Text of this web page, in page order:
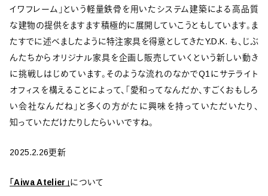
イワフレーム」という軽量鉄骨を用いたシステム建築による高品質
な建物の提供をますます積極的に展開していこうともしています。ま
たすでに述べましたように特注家具を得意としてきたY.D.K. も、じぶ
んたちからオリジナル家具を企画し販売していくという新しい動き
に挑戦しはじめています。そのような流れのなかでQ1にサテライト
オフィスを構えることによって、「愛和ってなんだか、すごくおもしろ
い会社なんだね」と多くの方がたに興味を持っていただいたり、
知っていただけたりしたらいいですね。
2025.2.26更新
「Aiwa Atelier」について